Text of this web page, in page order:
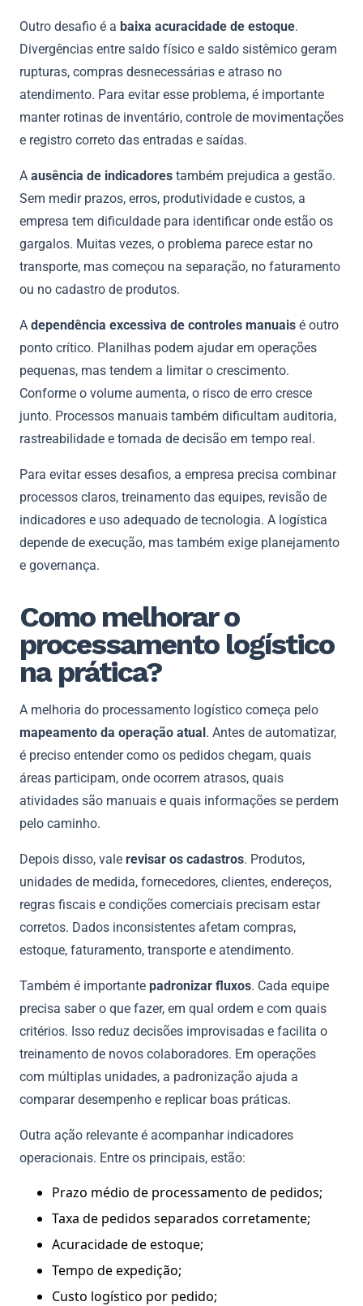
Outro desafio é a baixa acuracidade de estoque.
Divergências entre saldo físico e saldo sistêmico geram
rupturas, compras desnecessárias e atraso no
atendimento. Para evitar esse problema, é importante
manter rotinas de inventário, controle de movimentações
e registro correto das entradas e saídas.
A ausência de indicadores também prejudica a gestão.
Sem medir prazos, erros, produtividade e custos, a
empresa tem dificuldade para identificar onde estão os
gargalos. Muitas vezes, o problema parece estar no
transporte, mas começou na separação, no faturamento
ou no cadastro de produtos.
A dependência excessiva de controles manuais é outro
ponto crítico. Planilhas podem ajudar em operações
pequenas, mas tendem a limitar o crescimento.
Conforme o volume aumenta, o risco de erro cresce
junto. Processos manuais também dificultam auditoria,
rastreabilidade e tomada de decisão em tempo real.
Para evitar esses desafios, a empresa precisa combinar
processos claros, treinamento das equipes, revisão de
indicadores e uso adequado de tecnologia. A logística
depende de execução, mas também exige planejamento
e governança.
Como melhorar o
processamento logístico
na prática?
A melhoria do processamento logístico começa pelo
mapeamento da operação atual. Antes de automatizar,
é preciso entender como os pedidos chegam, quais
áreas participam, onde ocorrem atrasos, quais
atividades são manuais e quais informações se perdem
pelo caminho.
Depois disso, vale revisar os cadastros. Produtos,
unidades de medida, fornecedores, clientes, endereços,
regras fiscais e condições comerciais precisam estar
corretos. Dados inconsistentes afetam compras,
estoque, faturamento, transporte e atendimento.
Também é importante padronizar fluxos. Cada equipe
precisa saber o que fazer, em qual ordem e com quais
critérios. Isso reduz decisões improvisadas e facilita o
treinamento de novos colaboradores. Em operações
com múltiplas unidades, a padronização ajuda a
comparar desempenho e replicar boas práticas.
Outra ação relevante é acompanhar indicadores
operacionais. Entre os principais, estão:
Prazo médio de processamento de pedidos;
Taxa de pedidos separados corretamente;
Acuracidade de estoque;
Tempo de expedição;
Custo logístico por pedido;